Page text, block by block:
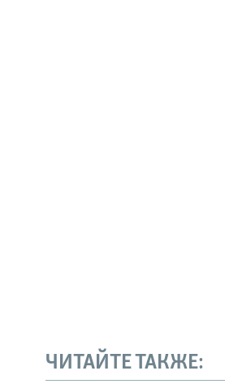
ЧИТАЙТЕ ТАКЖЕ: